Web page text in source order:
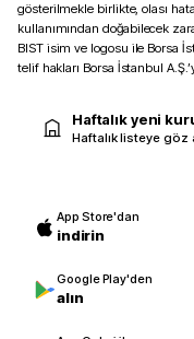
gösterilmekle birlikte, olası
kullanımından doğabilecek
BIST isim ve logosu ile Borsa
telif hakları Borsa İstanbul
Haftalık yeni
Haftalık listeye göz
App Store'dan
indirin
Google Play'den
alın